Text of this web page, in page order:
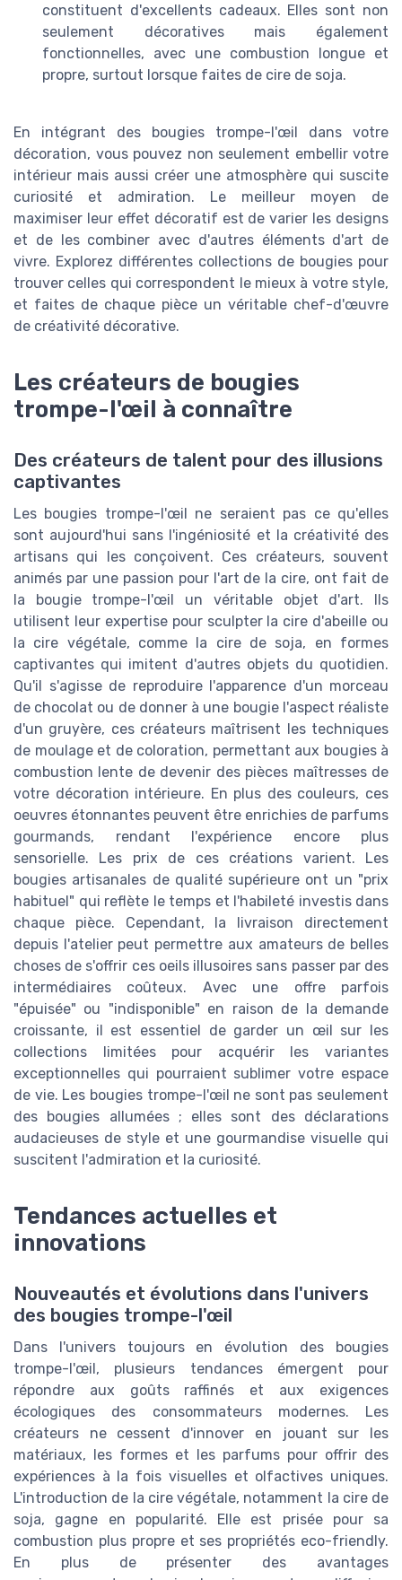
constituent d'excellents cadeaux. Elles sont non
seulement décoratives mais également
fonctionnelles, avec une combustion longue et
propre, surtout lorsque faites de cire de soja.
En intégrant des bougies trompe-l'œil dans votre
décoration, vous pouvez non seulement embellir votre
intérieur mais aussi créer une atmosphère qui suscite
curiosité et admiration. Le meilleur moyen de
maximiser leur effet décoratif est de varier les designs
et de les combiner avec d'autres éléments d'art de
vivre. Explorez différentes collections de bougies pour
trouver celles qui correspondent le mieux à votre style,
et faites de chaque pièce un véritable chef-d'œuvre
de créativité décorative.
Les créateurs de bougies
trompe-l'œil à connaître
Des créateurs de talent pour des illusions
captivantes
Les bougies trompe-l'œil ne seraient pas ce qu'elles
sont aujourd'hui sans l'ingéniosité et la créativité des
artisans qui les conçoivent. Ces créateurs, souvent
animés par une passion pour l'art de la cire, ont fait de
la bougie trompe-l'œil un véritable objet d'art. Ils
utilisent leur expertise pour sculpter la cire d'abeille ou
la cire végétale, comme la cire de soja, en formes
captivantes qui imitent d'autres objets du quotidien.
Qu'il s'agisse de reproduire l'apparence d'un morceau
de chocolat ou de donner à une bougie l'aspect réaliste
d'un gruyère, ces créateurs maîtrisent les techniques
de moulage et de coloration, permettant aux bougies à
combustion lente de devenir des pièces maîtresses de
votre décoration intérieure. En plus des couleurs, ces
oeuvres étonnantes peuvent être enrichies de parfums
gourmands, rendant l'expérience encore plus
sensorielle. Les prix de ces créations varient. Les
bougies artisanales de qualité supérieure ont un "prix
habituel" qui reflète le temps et l'habileté investis dans
chaque pièce. Cependant, la livraison directement
depuis l'atelier peut permettre aux amateurs de belles
choses de s'offrir ces oeils illusoires sans passer par des
intermédiaires coûteux. Avec une offre parfois
"épuisée" ou "indisponible" en raison de la demande
croissante, il est essentiel de garder un œil sur les
collections limitées pour acquérir les variantes
exceptionnelles qui pourraient sublimer votre espace
de vie. Les bougies trompe-l'œil ne sont pas seulement
des bougies allumées ; elles sont des déclarations
audacieuses de style et une gourmandise visuelle qui
suscitent l'admiration et la curiosité.
Tendances actuelles et
innovations
Nouveautés et évolutions dans l'univers
des bougies trompe-l'œil
Dans l'univers toujours en évolution des bougies
trompe-l'œil, plusieurs tendances émergent pour
répondre aux goûts raffinés et aux exigences
écologiques des consommateurs modernes. Les
créateurs ne cessent d'innover en jouant sur les
matériaux, les formes et les parfums pour offrir des
expériences à la fois visuelles et olfactives uniques.
L'introduction de la cire végétale, notamment la cire de
soja, gagne en popularité. Elle est prisée pour sa
combustion plus propre et ses propriétés eco-friendly.
En plus de présenter des avantages